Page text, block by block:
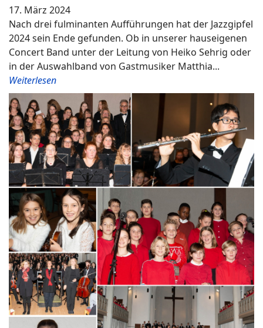
17. März 2024
Nach drei fulminanten Aufführungen hat der Jazzgipfel
2024 sein Ende gefunden. Ob in unserer hauseigenen
Concert Band unter der Leitung von Heiko Sehrig oder
in der Auswahlband von Gastmusiker Matthia...
Weiterlesen